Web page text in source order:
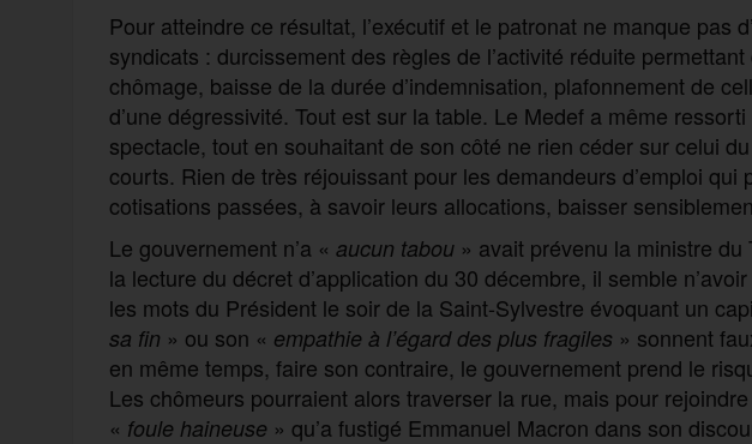
Pour atteindre ce résultat, l’exécutif et le patronat ne manque pas
syndicats : durcissement des règles de l’activité réduite
chômage, baisse de la durée d’indemnisation, plafonnement de
d’une dégressivité. Tout est sur la table. Le Medef a même
spectacle, tout en souhaitant de son côté ne rien céder sur celui
courts. Rien de très réjouissant pour les demandeurs d’emploi qui
cotisations passées, à savoir leurs allocations, baisser
Le gouvernement n’a « aucun tabou» avait prévenu la ministre du
la lecture du décret d’application du 30 décembre, il semble
les mots du Président le soir de la Saint-Sylvestre évoquant un
sa fin » ou son « empathie à l’égard des plus fragiles » sonnent
en même temps, faire son contraire, le gouvernement prend le
Les chômeurs pourraient alors traverser la rue, mais pour
« foule haineuse » qu’a fustigé Emmanuel Macron dans son